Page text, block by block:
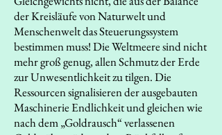
der Kreisläufe von Naturwelt und
Menschenwelt das Steuerungssystem
bestimmen muss! Die Weltmeere sind nicht
mehr groß genug, allen Schmutz der Erde
zur Unwesentlichkeit zu tilgen. Die
Ressourcen signalisieren der ausgebauten
Maschinerie Endlichkeit und gleichen wie
nach dem „Goldrausch“ verlassenen